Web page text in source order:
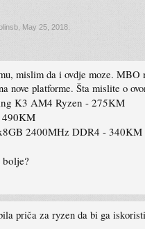
May 25, 2018
mislim da i ovdje moze.
nove platforme. Šta mislite o
K3 AM4 Ryzen - 275KM
2400MHz DDR4 - 340KM
priča za ryzen da bi ga